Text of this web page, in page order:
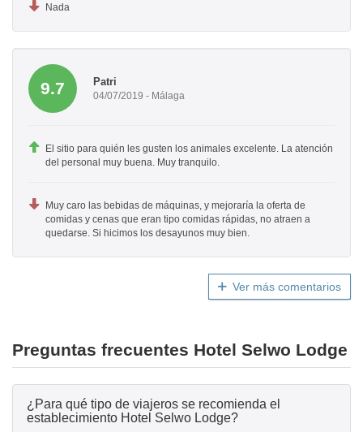
Nada
9.7 Patri
04/07/2019 - Málaga
El sitio para quién les gusten los animales excelente. La atención
del personal muy buena. Muy tranquilo.
Muy caro las bebidas de máquinas, y mejoraría la oferta de
comidas y cenas que eran tipo comidas rápidas, no atraen a
quedarse. Si hicimos los desayunos muy bien.
Ver más comentarios
Preguntas frecuentes Hotel Selwo Lodge
¿Para qué tipo de viajeros se recomienda el
establecimiento Hotel Selwo Lodge?